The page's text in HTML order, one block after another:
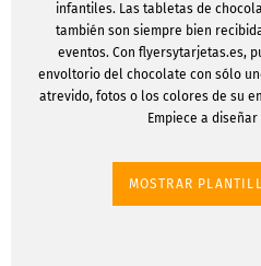
infantiles. Las tabletas de
también son siempre bien
eventos. Con flyersytarjetas.es,
envoltorio del chocolate con sólo
atrevido, fotos o los colores de su
Empiece a
MOSTRAR